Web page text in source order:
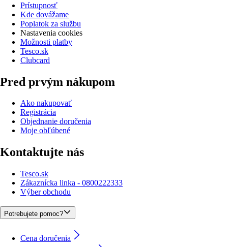
Prístupnosť
Kde dovážame
Poplatok za službu
Nastavenia cookies
Možnosti platby
Tesco.sk
Clubcard
Pred prvým nákupom
Ako nakupovať
Registrácia
Objednanie doručenia
Moje obľúbené
Kontaktujte nás
Tesco.sk
Zákaznícka linka - 0800222333
Výber obchodu
Potrebujete pomoc?
Cena doručenia